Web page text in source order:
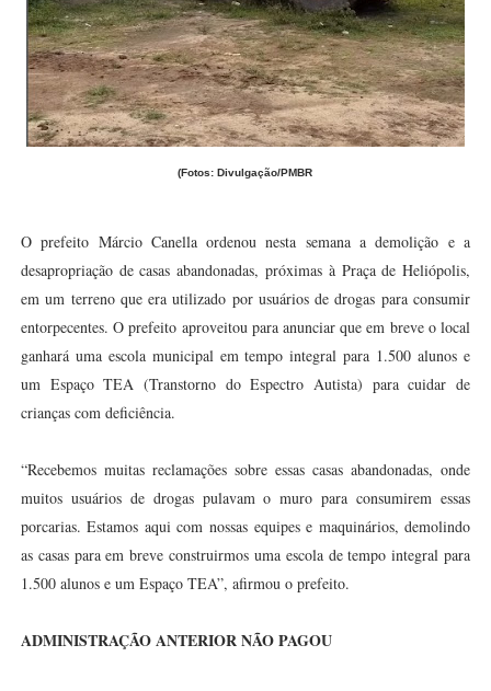
(Fotos: Divulgação/PMBR
O prefeito Márcio Canella ordenou nesta semana a demolição e a
desapropriação de casas abandonadas, próximas à Praça de Heliópolis,
em um terreno que era utilizado por usuários de drogas para consumir
entorpecentes. O prefeito aproveitou para anunciar que em breve o local
ganhará uma escola municipal em tempo integral para 1.500 alunos e
um Espaço TEA (Transtorno do Espectro Autista) para cuidar de
crianças com deficiência.
“Recebemos muitas reclamações sobre essas casas abandonadas, onde
muitos usuários de drogas pulavam o muro para consumirem essas
porcarias. Estamos aqui com nossas equipes e maquinários, demolindo
as casas para em breve construirmos uma escola de tempo integral para
1.500 alunos e um Espaço TEA”, afirmou o prefeito.
ADMINISTRAÇÃO ANTERIOR NÃO PAGOU